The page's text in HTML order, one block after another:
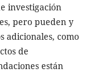
investigación
pero pueden y
adicionales, como
de
están